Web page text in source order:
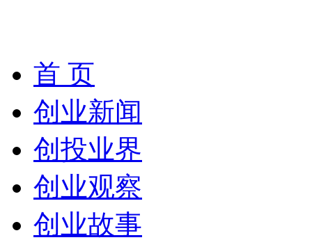
首 页
创业新闻
创投业界
创业观察
创业故事